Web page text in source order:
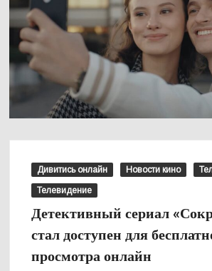
Дивитись онлайн Новости кино
Телевидение
Детективный сериал
стал доступен для
просмотра онлайн